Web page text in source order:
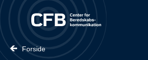
Spring til hovedindhold
Forside